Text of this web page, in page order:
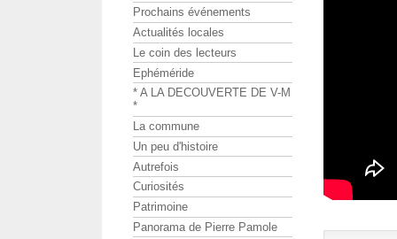
Prochains événements
Actualités locales
Le coin des lecteurs
Ephéméride
* A LA DECOUVERTE DE V-M
*
La commune
Un peu d'histoire
Autrefois
Curiosités
Patrimoine
Panorama de Pierre Pamole